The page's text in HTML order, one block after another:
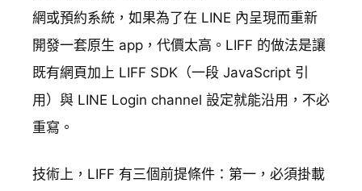
網或預約系統，如果為了在 LINE 內呈現而重新
開發一套原生 app，代價太高。LIFF 的做法是讓
既有網頁加上 LIFF SDK（一段 JavaScript 引
用）與 LINE Login channel 設定就能沿用，不必
重寫。
技術上，LIFF 有三個前提條件：第一，必須掛載